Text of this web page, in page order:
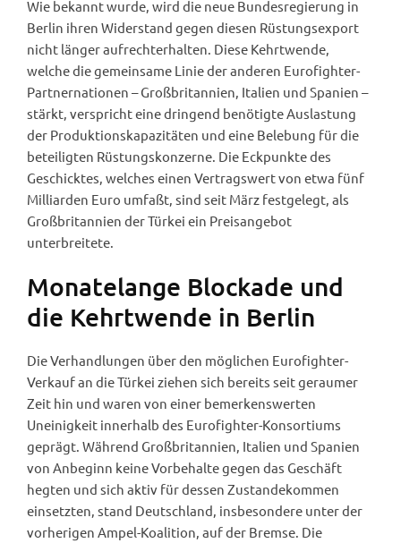
Wie bekannt wurde, wird die neue Bundesregierung in
Berlin ihren Widerstand gegen diesen Rüstungsexport
nicht länger aufrechterhalten. Diese Kehrtwende,
welche die gemeinsame Linie der anderen Eurofighter-
Partnernationen – Großbritannien, Italien und Spanien –
stärkt, verspricht eine dringend benötigte Auslastung
der Produktionskapazitäten und eine Belebung für die
beteiligten Rüstungskonzerne. Die Eckpunkte des
Geschicktes, welches einen Vertragswert von etwa fünf
Milliarden Euro umfaßt, sind seit März festgelegt, als
Großbritannien der Türkei ein Preisangebot
unterbreitete.
Monatelange Blockade und
die Kehrtwende in Berlin
Die Verhandlungen über den möglichen Eurofighter-
Verkauf an die Türkei ziehen sich bereits seit geraumer
Zeit hin und waren von einer bemerkenswerten
Uneinigkeit innerhalb des Eurofighter-Konsortiums
geprägt. Während Großbritannien, Italien und Spanien
von Anbeginn keine Vorbehalte gegen das Geschäft
hegten und sich aktiv für dessen Zustandekommen
einsetzten, stand Deutschland, insbesondere unter der
vorherigen Ampel-Koalition, auf der Bremse. Die